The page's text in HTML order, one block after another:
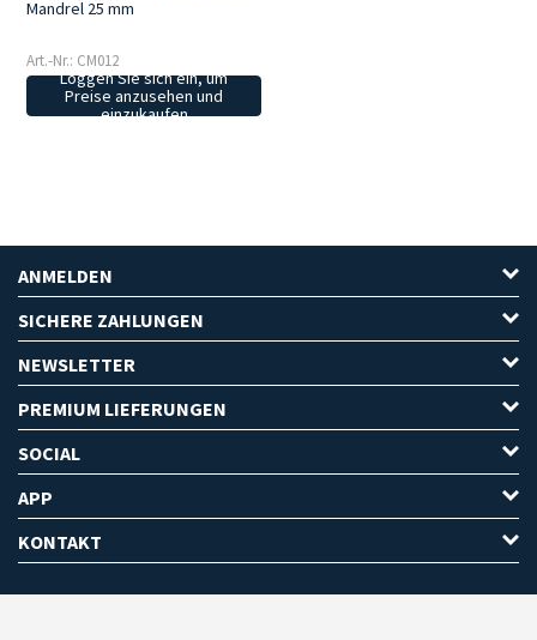
Mandrel 25 mm
Art.-Nr.: CM012
Loggen Sie sich ein, um
Preise anzusehen und
einzukaufen
ANMELDEN
SICHERE ZAHLUNGEN
NEWSLETTER
PREMIUM LIEFERUNGEN
SOCIAL
APP
KONTAKT